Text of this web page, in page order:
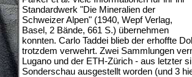
Standardwerk "Die Mineralien der
Schweizer Alpen" (1940, Wepf Verlag,
Basel, 2 Bände, 661 S.) übernehmen
konnten. Carlo Taddei blieb der erhoffte
trotzdem verwehrt. Zwei Sammlungen
Lugano und der ETH-Zürich - aus letzter
Sonderschau ausgestellt worden (und 3